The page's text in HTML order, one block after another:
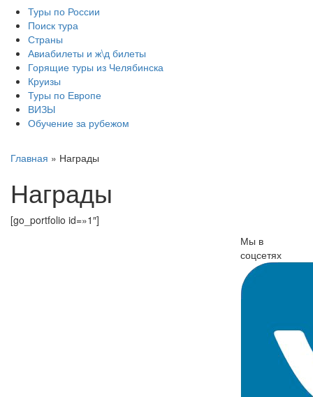
Туры по России
Поиск тура
Страны
Авиабилеты и ж\д билеты
Горящие туры из Челябинска
Круизы
Туры по Европе
ВИЗЫ
Обучение за рубежом
Главная » Награды
Награды
[go_portfolio id=»1″]
Мы в
соцсетях